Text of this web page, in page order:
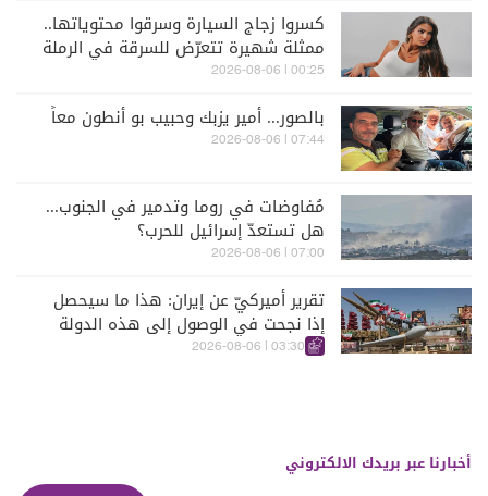
كسروا زجاج السيارة وسرقوا محتوياتها..
ممثلة شهيرة تتعرّض للسرقة في الرملة
البيضاء (فيديو)
00:25 | 2026-08-06
بالصور... أمير يزبك وحبيب بو أنطون معاً
07:44 | 2026-08-06
مُفاوضات في روما وتدمير في الجنوب...
هل تستعدّ إسرائيل للحرب؟
07:00 | 2026-08-06
تقرير أميركيّ عن إيران: هذا ما سيحصل
إذا نجحت في الوصول إلى هذه الدولة
الآسيويّة
03:30 | 2026-08-06
أخبارنا عبر بريدك الالكتروني